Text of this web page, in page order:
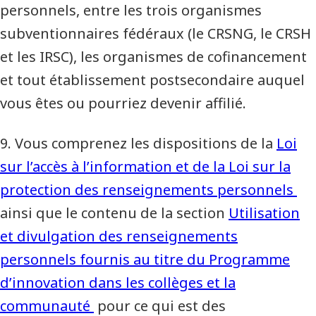
personnels, entre les trois organismes
subventionnaires fédéraux (le CRSNG, le CRSH
et les IRSC), les organismes de cofinancement
et tout établissement postsecondaire auquel
vous êtes ou pourriez devenir affilié.
9. Vous comprenez les dispositions de la Loi
sur l’accès à l’information et de la Loi sur la
protection des renseignements personnels
ainsi que le contenu de la section Utilisation
et divulgation des renseignements
personnels fournis au titre du Programme
d’innovation dans les collèges et la
communauté pour ce qui est des